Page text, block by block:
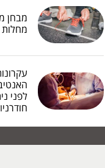
מבחן
מחלות
לפני